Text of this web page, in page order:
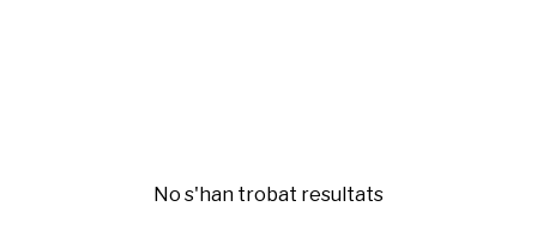
No s'han trobat resultats